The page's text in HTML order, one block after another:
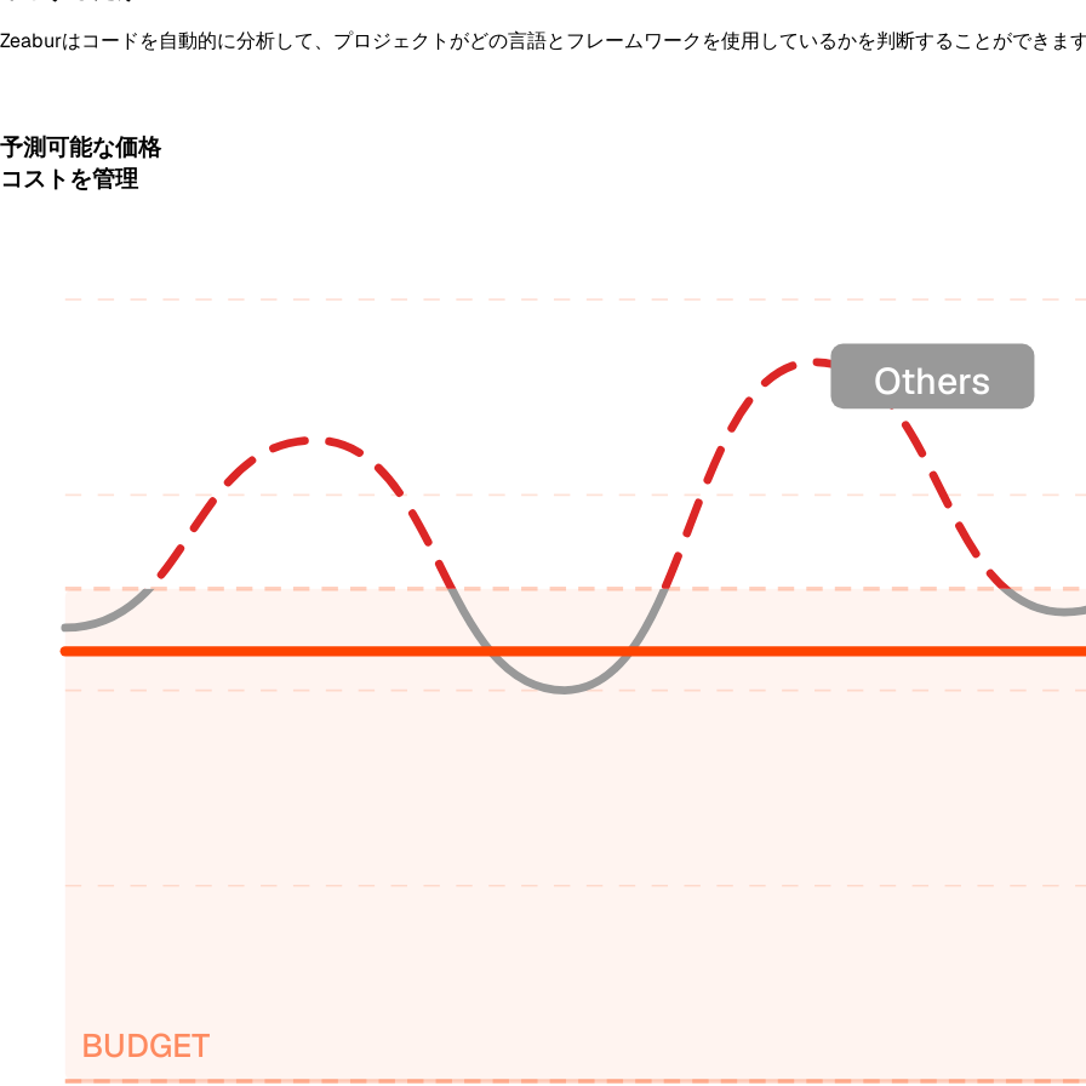
Zeaburはコードを自動的に分析して、プロジェクトがどの言語とフレームワークを使用しているかを判断することができま
予測可能な価格
コストを管理
BUDGET
Others